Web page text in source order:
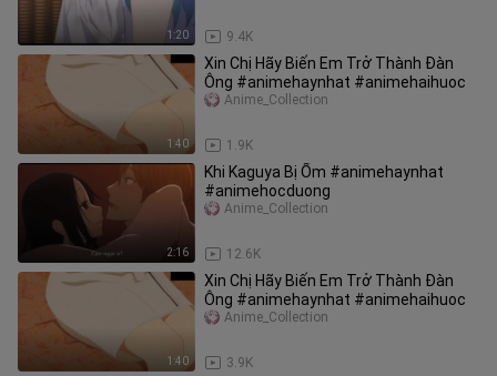
1:20 9.4K
1:40
Xin Chị Hãy Biến Em Trở Thành Đàn
Ông #animehaynhat #animehaihuoc
1.9K
Anime_Collection
2:16
Khi Kaguya Bị Ốm #animehaynhat
#animehocduong
12.6K
Anime_Collection
1:40
Xin Chị Hãy Biến Em Trở Thành Đàn
Ông #animehaynhat #animehaihuoc
3.9K
Anime_Collection